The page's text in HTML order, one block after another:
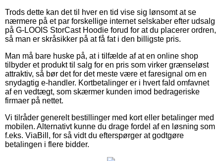
Trods dette kan det til hver en tid vise sig lønsomt at se
nærmere på et par forskellige internet selskaber efter udsalg
på G-LOOIS StorCast Hoodie forud for at du placerer ordren,
så man er skråsikker på at få fat i den billigste pris.
Man må bare huske på, at i tilfælde af at en online shop
tilbyder et produkt til salg for en pris som virker grænseløst
attraktiv, så bør det for det meste være et faresignal om en
snydagtig e-handler. Kortbetalinger er i hvert fald omfavnet
af en vedtægt, som skærmer kunden imod bedrageriske
firmaer på nettet.
Vi tilråder generelt bestillinger med kort eller betalinger med
mobilen. Alternativt kunne du drage fordel af en løsning som
f.eks. ViaBill, for så vidt du efterspørger at godtgøre
betalingen i flere bidder.